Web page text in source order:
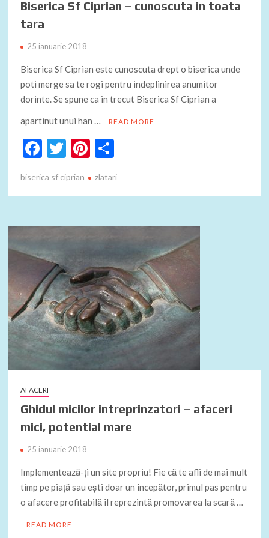
Biserica Sf Ciprian – cunoscuta in toata
tara
25 ianuarie 2018
Biserica Sf Ciprian este cunoscuta drept o biserica unde
poti merge sa te rogi pentru indeplinirea anumitor
dorinte. Se spune ca in trecut Biserica Sf Ciprian a
apartinut unui han …
READ MORE
F
e
o
o
k
T
itt
Pi
er
t
ta
az
ă
biserica sf ciprian zlatari
AFACERI
Ghidul micilor intreprinzatori – afaceri
mici, potential mare
25 ianuarie 2018
Implementează-ți un site propriu! Fie că te afli de mai mult
timp pe piață sau ești doar un începător, primul pas pentru
o afacere profitabilă îl reprezintă promovarea la scară …
READ MORE